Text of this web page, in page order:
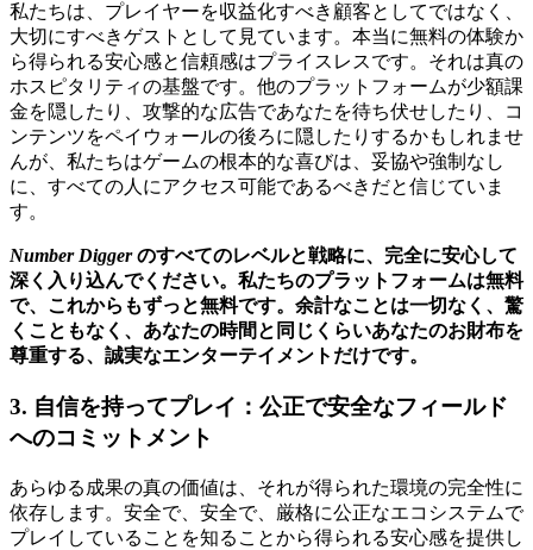
私たちは、プレイヤーを収益化すべき顧客としてではなく、
大切にすべきゲストとして見ています。本当に無料の体験か
ら得られる安心感と信頼感はプライスレスです。それは真の
ホスピタリティの基盤です。他のプラットフォームが少額課
金を隠したり、攻撃的な広告であなたを待ち伏せしたり、コ
ンテンツをペイウォールの後ろに隠したりするかもしれませ
んが、私たちはゲームの根本的な喜びは、妥協や強制なし
に、すべての人にアクセス可能であるべきだと信じていま
す。
Number Diggerのすべてのレベルと戦略に、完全に安心して
深く入り込んでください。私たちのプラットフォームは無料
で、これからもずっと無料です。余計なことは一切なく、驚
くこともなく、あなたの時間と同じくらいあなたのお財布を
尊重する、誠実なエンターテイメントだけです。
3. 自信を持ってプレイ：公正で安全なフィールド
へのコミットメント
あらゆる成果の真の価値は、それが得られた環境の完全性に
依存します。安全で、安全で、厳格に公正なエコシステムで
プレイしていることを知ることから得られる安心感を提供し